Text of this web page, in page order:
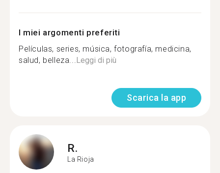
I miei argomenti preferiti
Películas, series, música, fotografía, medicina,
salud, belleza... Leggi di più
Scarica la app
R.
La Rioja